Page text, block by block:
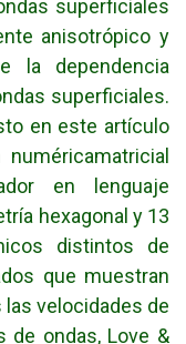
superficiales
anisotrópico y
la dependencia
superficiales.
en este artículo
en lenguaje
hexagonal y 13
distintos de
que muestran
velocidades de
de ondas, Love &